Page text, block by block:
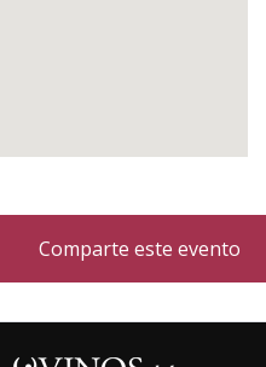
Comparte este evento